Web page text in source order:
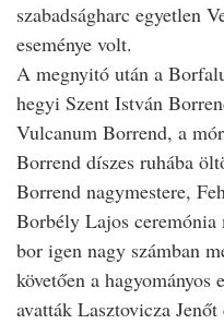
szabadságharc egyetlen
eseménye volt.
A megnyitó után a
hegyi Szent István
Vulcanum Borrend, a
Borrend díszes ruhába
Borrend nagymestere,
Borbély Lajos ceremónia
bor igen nagy számban
követően a hagyományos
avatták Lasztovicza